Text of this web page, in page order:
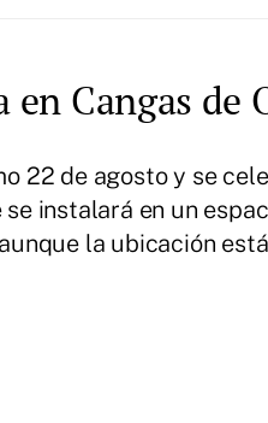
en Cangas de
22 de agosto y se
instalará en un
la ubicación